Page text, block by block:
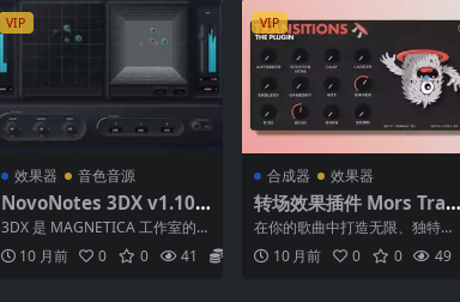
VIP
效果器 音色音源
NovoNotes 3DX v1.10.0
WIN MAC顶尖 3D 音频制
作插件
3DX 是 MAGNETICA 工作室的
“NovoNotes”品牌下的第一个版
本...10 月前 0 0 41
VIP
合成器 效果器
转场效果插件 Mors Tran
sitions Plugin WiN Ma
cOSX Max 4 Live
在你的歌曲中打造无限、独特转
场效果的最简单且最有创意的方
法🔥 🎚️ 简单模式（S...
10 月前 0 0 49